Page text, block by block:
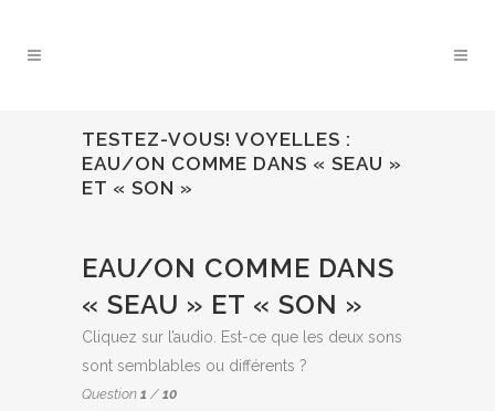
TESTEZ-VOUS! VOYELLES :
EAU/ON COMME DANS « SEAU »
ET « SON »
QUIZ:
EAU/ON COMME DANS
« SEAU » ET « SON »
Cliquez sur l’audio. Est-ce que les deux sons
sont semblables ou différents ?
Question 1 / 10